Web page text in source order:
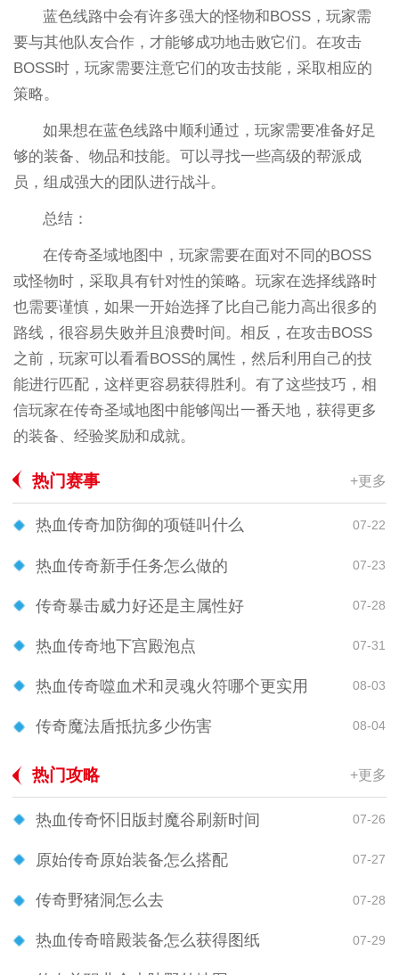
蓝色线路中会有许多强大的怪物和BOSS，玩家需
要与其他队友合作，才能够成功地击败它们。在攻击
BOSS时，玩家需要注意它们的攻击技能，采取相应的
策略。
如果想在蓝色线路中顺利通过，玩家需要准备好足
够的装备、物品和技能。可以寻找一些高级的帮派成
员，组成强大的团队进行战斗。
总结：
在传奇圣域地图中，玩家需要在面对不同的BOSS
或怪物时，采取具有针对性的策略。玩家在选择线路时
也需要谨慎，如果一开始选择了比自己能力高出很多的
路线，很容易失败并且浪费时间。相反，在攻击BOSS
之前，玩家可以看看BOSS的属性，然后利用自己的技
能进行匹配，这样更容易获得胜利。有了这些技巧，相
信玩家在传奇圣域地图中能够闯出一番天地，获得更多
的装备、经验奖励和成就。
热门赛事 +更多
热血传奇加防御的项链叫什么 07-22
热血传奇新手任务怎么做的 07-23
传奇暴击威力好还是主属性好 07-28
热血传奇地下宫殿泡点 07-31
热血传奇噬血术和灵魂火符哪个更实用 08-03
传奇魔法盾抵抗多少伤害 08-04
热门攻略 +更多
热血传奇怀旧版封魔谷刷新时间 07-26
原始传奇原始装备怎么搭配 07-27
传奇野猪洞怎么去 07-28
热血传奇暗殿装备怎么获得图纸 07-29